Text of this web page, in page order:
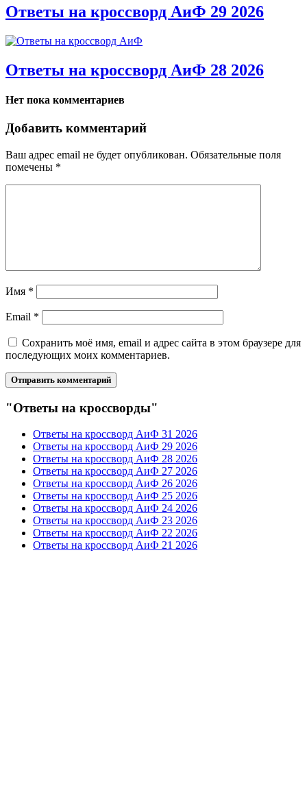
Ответы на кроссворд АиФ 29 2026
Ответы на кроссворд АиФ 28 2026
Нет пока комментариев
Добавить комментарий
Ваш адрес email не будет опубликован. Обязательные поля
помечены *
Имя *
Email *
Сохранить моё имя, email и адрес сайта в этом браузере для
последующих моих комментариев.
"Ответы на кроссворды"
Ответы на кроссворд АиФ 31 2026
Ответы на кроссворд АиФ 29 2026
Ответы на кроссворд АиФ 28 2026
Ответы на кроссворд АиФ 27 2026
Ответы на кроссворд АиФ 26 2026
Ответы на кроссворд АиФ 25 2026
Ответы на кроссворд АиФ 24 2026
Ответы на кроссворд АиФ 23 2026
Ответы на кроссворд АиФ 22 2026
Ответы на кроссворд АиФ 21 2026